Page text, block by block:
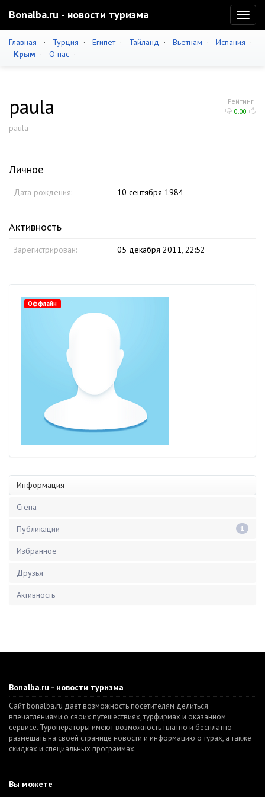
Bonalba.ru - новости туризма
Главная · Турция · Египет· Тайланд · Вьетнам · Испания ·
Крым · О нас ·
Рейтинг
0.00
paula
paula
Личное
Дата рождения: 10 сентября 1984
Активность
Зарегистрирован: 05 декабря 2011, 22:52
Оффлайн
Информация
Стена
Публикации 1
Избранное
Друзья
Активность
Bonalba.ru - новости туризма
Сайт bonalba.ru дает возможность посетителям делиться
впечатлениями о своих путешествиях, турфирмах и оказанном
сервисе. Туроператоры имеют возможность платно и бесплатно
размещать на своей странице новости и информацию о турах, а также
скидках и специальных программах.
Вы можете